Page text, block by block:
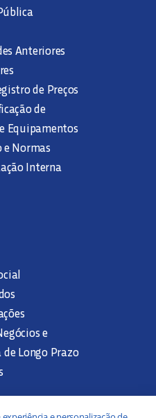
Anteriores
de Preços
de
Equipamentos
e Normas
Interna
e
Longo Prazo